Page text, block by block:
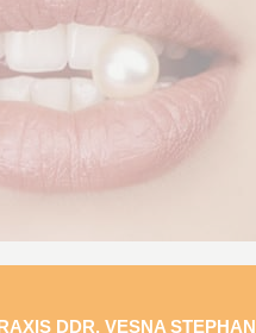
DDR. VESNA STEPHAN